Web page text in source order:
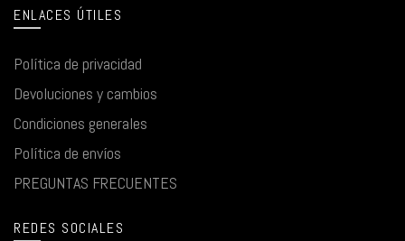
ENLACES ÚTILES
Política de privacidad
Devoluciones y cambios
Condiciones generales
Política de envíos
PREGUNTAS FRECUENTES
REDES SOCIALES